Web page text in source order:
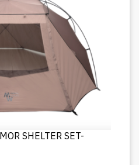
SHELTER SET-